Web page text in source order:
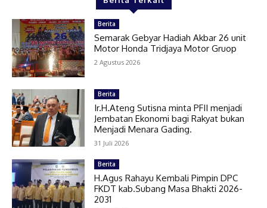
Berita
Semarak Gebyar Hadiah Akbar 26 unit
Motor Honda Tridjaya Motor Gruop
2 Agustus 2026
Berita
Ir.H.Ateng Sutisna minta PFII menjadi
Jembatan Ekonomi bagi Rakyat bukan
Menjadi Menara Gading.
31 Juli 2026
Berita
H.Agus Rahayu Kembali Pimpin DPC
FKDT kab.Subang Masa Bhakti 2026-
2031